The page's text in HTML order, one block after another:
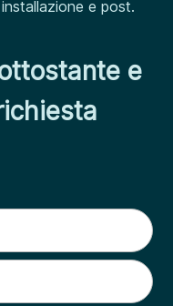
e post.
e